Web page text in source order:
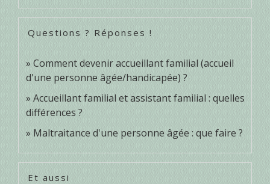
Questions ? Réponses !
Comment devenir accueillant familial (accueil
d'une personne âgée/handicapée) ?
Accueillant familial et assistant familial : quelles
différences ?
Maltraitance d'une personne âgée : que faire ?
Et aussi